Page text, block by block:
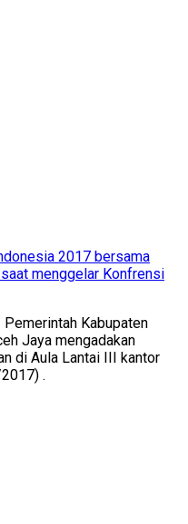
2017 bersama
menggelar Konfrensi
Pemerintah Kabupaten
Jaya mengadakan
di Aula Lantai III kantor
.